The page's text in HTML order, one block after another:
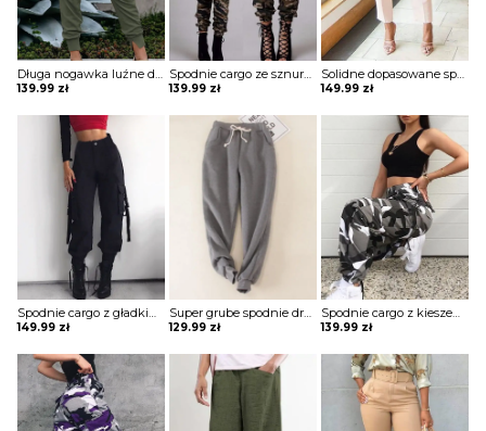
Długa nogawka luźne dresowe jednolite bez wzoru ściągacz marszczenie kieszenie casual spodnie Beezie
139.99 zł
Spodnie cargo ze sznurkiem w kamuflażu szorty Bastienne
139.99 zł
Solidne dopasowane spodnie z kieszeniami Thordis
149.99 zł
Spodnie cargo z gładkimi kieszeniami Sooja
149.99 zł
Super grube spodnie dresowe z gładkim sznurkiem w talii szorty Willamina
129.99 zł
Spodnie cargo z kieszeniami w kamuflażu Tinisha
139.99 zł